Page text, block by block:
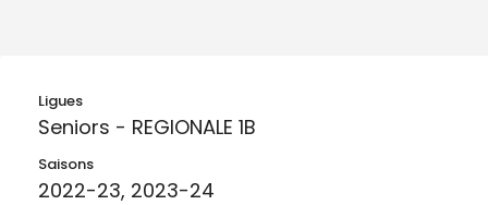
Ligues
Seniors - REGIONALE 1B
Saisons
2022-23, 2023-24